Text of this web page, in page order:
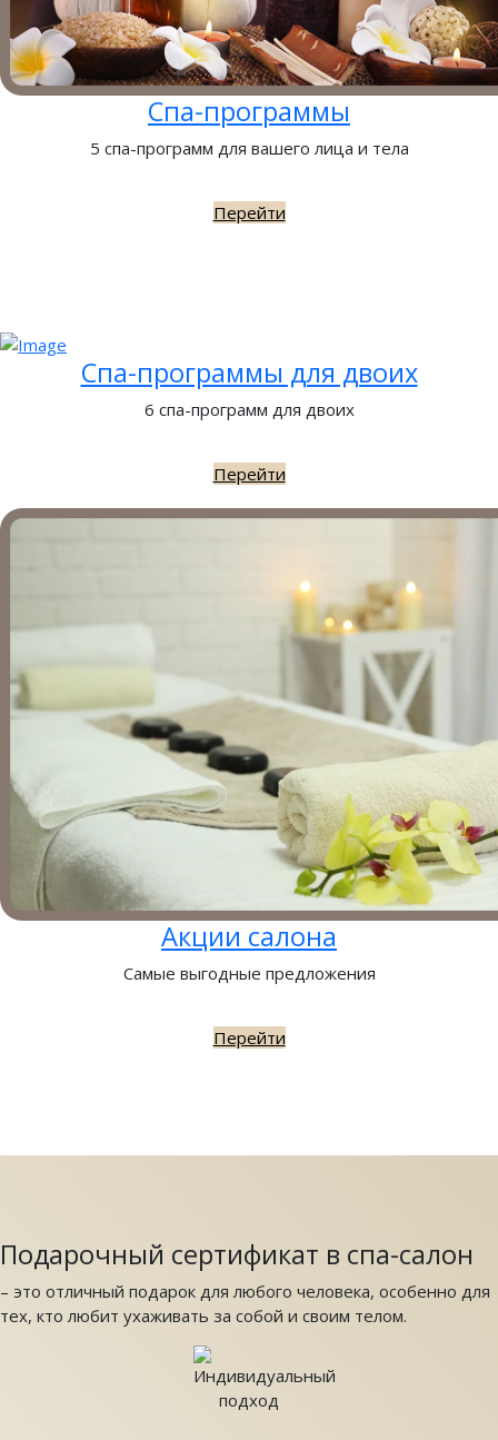
Спа-программы
5 спа-программ для вашего лица и тела
Перейти
Спа-программы для двоих
6 спа-программ для двоих
Перейти
Акции салона
Самые выгодные предложения
Перейти
Подарочный сертификат в спа-салон
– это отличный подарок для любого человека, особенно для
тех, кто любит ухаживать за собой и своим телом.